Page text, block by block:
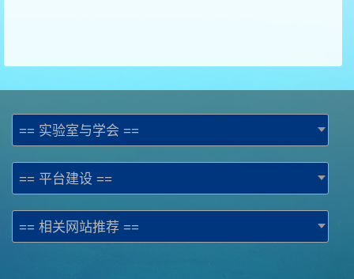
== 实验室与学会 ==
== 平台建设 ==
== 相关网站推荐 ==